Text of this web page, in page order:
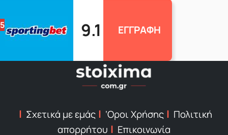
5 9.1 ΕΓΓΡΑΦΗ
Σχετικά με εμάς ‘Οροι Χρήσης
Πολιτική
απορρήτου
Επικοινωνία